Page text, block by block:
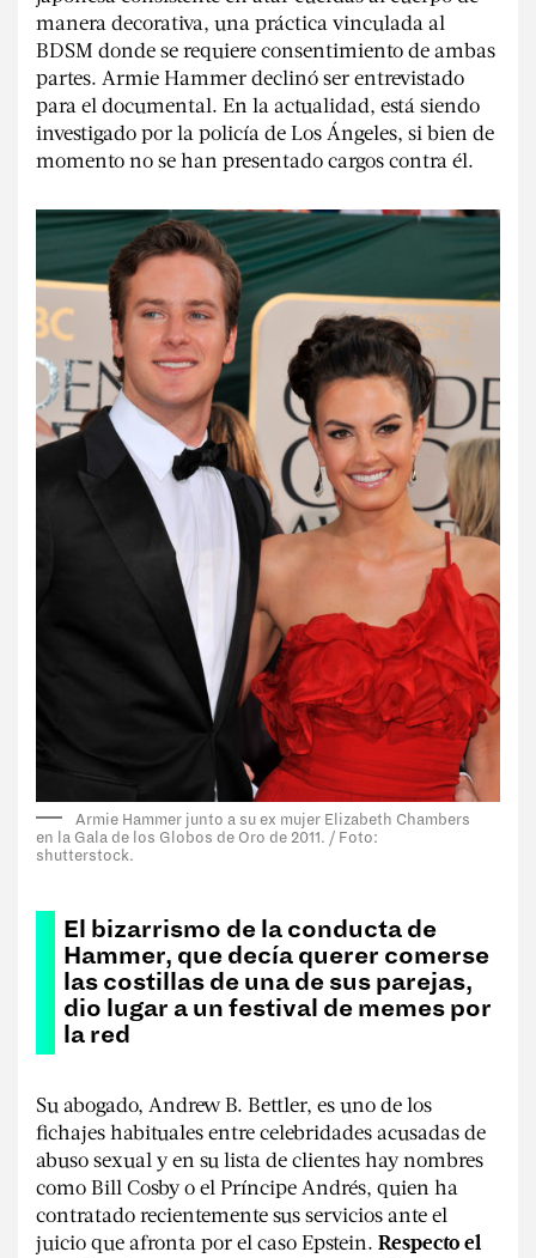
manera decorativa, una práctica vinculada al
BDSM donde se requiere consentimiento de ambas
partes. Armie Hammer declinó ser entrevistado
para el documental. En la actualidad, está siendo
investigado por la policía de Los Ángeles, si bien de
momento no se han presentado cargos contra él.
Armie Hammer junto a su ex mujer Elizabeth Chambers
en la Gala de los Globos de Oro de 2011. / Foto:
shutterstock.
El bizarrismo de la conducta de
Hammer, que decía querer comerse
las costillas de una de sus parejas,
dio lugar a un festival de memes por
la red
Su abogado, Andrew B. Bettler, es uno de los
fichajes habituales entre celebridades acusadas de
abuso sexual y en su lista de clientes hay nombres
como Bill Cosby o el Príncipe Andrés, quien ha
contratado recientemente sus servicios ante el
juicio que afronta por el caso Epstein. Respecto el